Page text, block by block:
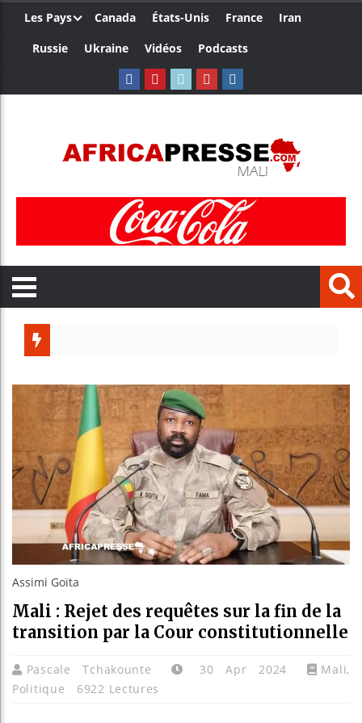
Les Pays Canada États-Unis France
Iran
Russie
Ukraine Vidéos Podcasts
Bénin :
Assimi Goïta
Mali : Rejet des requêtes sur la fin de la
transition par la Cour constitutionnelle
Pascale Tchakounte 30 Apr 2024 Mali,
Politique
6922 Lectures